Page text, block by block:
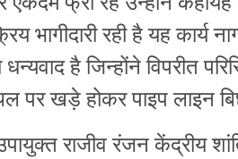
भागीदारी रही है यह कार्य
है जिन्होंने विपरीत
पर खड़े होकर पाइप लाइन
राजीव रंजन केंद्रीय